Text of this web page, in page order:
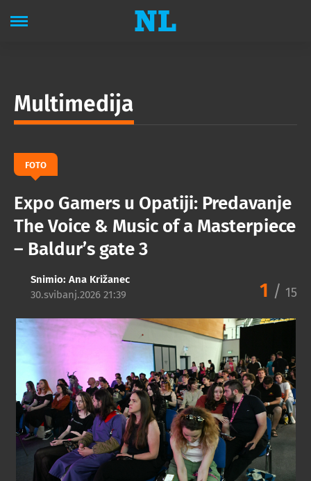
Multimedija
FOTO
Expo Gamers u Opatiji: Predavanje
The Voice & Music of a Masterpiece
– Baldur’s gate 3
Snimio: Ana Križanec
30.svibanj.2026 21:39
1 / 15